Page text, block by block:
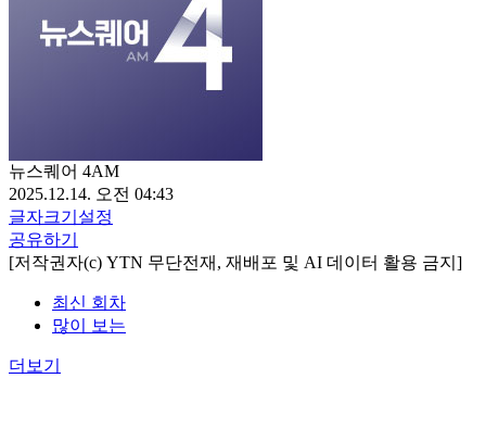
뉴스퀘어 4AM
2025.12.14. 오전 04:43
글자크기설정
공유하기
[저작권자(c) YTN 무단전재, 재배포 및 AI 데이터 활용 금지]
최신 회차
많이 보는
더보기